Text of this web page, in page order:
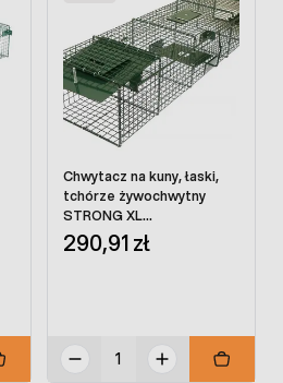
Chwytacz na kuny, łaski,
tchórze żywochwytny
STRONG XL
dwuwejściowy 100 x 19 x
24 cm
290,91 zł